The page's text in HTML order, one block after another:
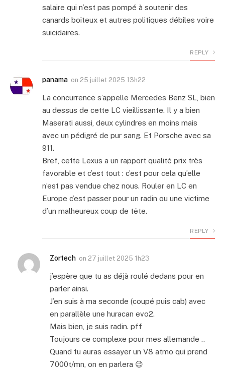
salaire qui n’est pas pompé à soutenir des
canards boîteux et autres politiques débiles voire
suicidaires.
REPLY
panama on 25 juillet 2025 13h22
La concurrence s’appelle Mercedes Benz SL, bien
au dessus de cette LC vieillissante. Il y a bien
Maserati aussi, deux cylindres en moins mais
avec un pédigré de pur sang. Et Porsche avec sa
911.
Bref, cette Lexus a un rapport qualité prix très
favorable et c’est tout : c’est pour cela qu’elle
n’est pas vendue chez nous. Rouler en LC en
Europe c’est passer pour un radin ou une victime
d’un malheureux coup de tête.
REPLY
Zortech on 27 juillet 2025 1h23
j’espère que tu as déjà roulé dedans pour en
parler ainsi.
J’en suis à ma seconde (coupé puis cab) avec
en parallèle une huracan evo2.
Mais bien, je suis radin. pff
Toujours ce complexe pour mes allemande ..
Quand tu auras essayer un V8 atmo qui prend
7000t/mn, on en parlera 😉